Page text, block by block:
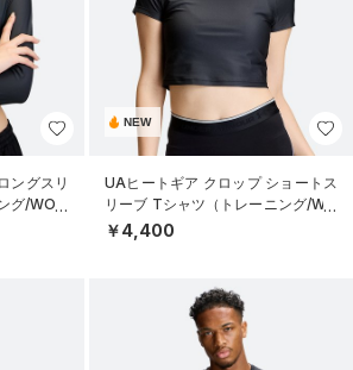
ングスリ
グ/WOM
NEW
UAヒートギア クロップ ショートス
リーブ Tシャツ（トレーニング/WO
MEN）
￥4,400